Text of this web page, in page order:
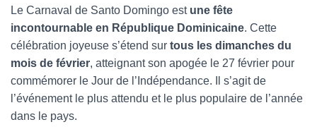
Le Carnaval de Santo Domingo est une fête
incontournable en République Dominicaine. Cette
célébration joyeuse s’étend sur tous les dimanches du
mois de février, atteignant son apogée le 27 février pour
commémorer le Jour de l’Indépendance. Il s’agit de
l’événement le plus attendu et le plus populaire de l’année
dans le pays.